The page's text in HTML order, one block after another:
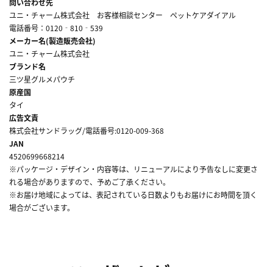
ユニ・チャーム株式会社 お客様相談センター ペットケアダイアル
電話番号：0120‐810‐539
メーカー名(製造販売会社)
ユニ・チャーム株式会社
ブランド名
三ツ星グルメパウチ
原産国
タイ
広告文責
株式会社サンドラッグ/電話番号:0120-009-368
JAN
4520699668214
※パッケージ・デザイン・内容等は、リニューアルにより予告なしに変更さ
れる場合がありますので、予めご了承ください。
※お届け地域によっては、表記されている日数よりもお届けにお時間を頂く
場合がございます。